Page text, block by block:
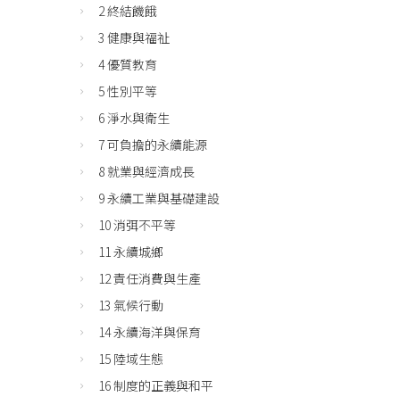
2 終結饑餓
3 健康與福祉
4 優質教育
5 性別平等
6 淨水與衛生
7 可負擔的永續能源
8 就業與經濟成長
9 永續工業與基礎建設
10 消弭不平等
11 永續城鄉
12 責任消費與生產
13 氣候行動
14 永續海洋與保育
15 陸域生態
16 制度的正義與和平